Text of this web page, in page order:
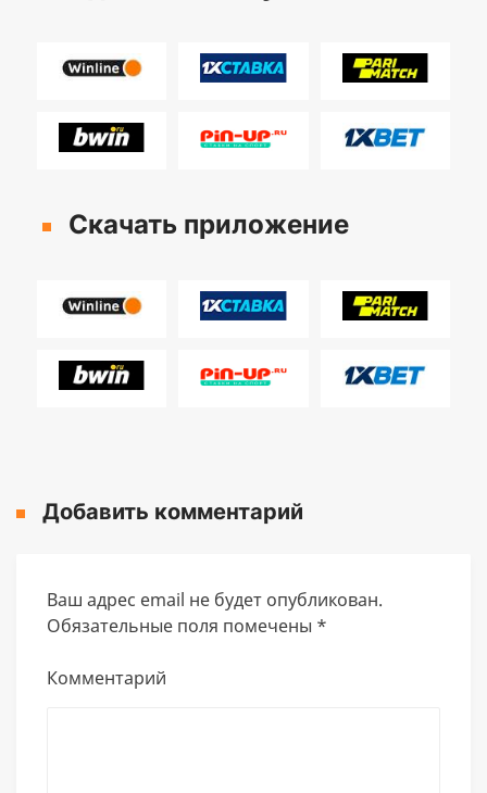
Скачать приложение
Добавить комментарий
Ваш адрес email не будет опубликован.
Обязательные поля помечены *
Комментарий